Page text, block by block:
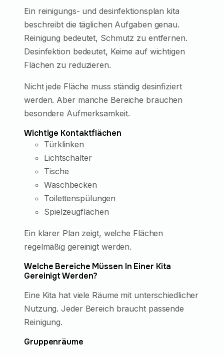
Ein reinigungs- und desinfektionsplan kita
beschreibt die täglichen Aufgaben genau.
Reinigung bedeutet, Schmutz zu entfernen.
Desinfektion bedeutet, Keime auf wichtigen
Flächen zu reduzieren.
Nicht jede Fläche muss ständig desinfiziert
werden. Aber manche Bereiche brauchen
besondere Aufmerksamkeit.
Wichtige Kontaktflächen
Türklinken
Lichtschalter
Tische
Waschbecken
Toilettenspülungen
Spielzeugflächen
Ein klarer Plan zeigt, welche Flächen
regelmäßig gereinigt werden.
Welche Bereiche Müssen In Einer Kita
Gereinigt Werden?
Eine Kita hat viele Räume mit unterschiedlicher
Nutzung. Jeder Bereich braucht passende
Reinigung.
Gruppenräume